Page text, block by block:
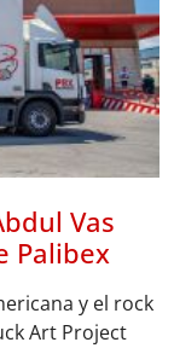
Vas
Palibex
y el rock
Art Project